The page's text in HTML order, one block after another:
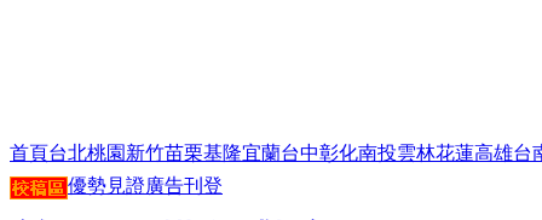
首頁台北桃園 新竹苗栗基隆宜蘭台中彰化南投雲林花蓮高雄台
優勢見證廣告刊登